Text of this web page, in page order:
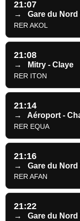
21:07
→ Gare du Nord
RER AKOL
21:08
→ Mitry - Claye
RER ITON
21:14
→ Aéroport -
RER EQUA
21:16
→ Gare du Nord
RER AFAN
21:22
→ Gare du Nord